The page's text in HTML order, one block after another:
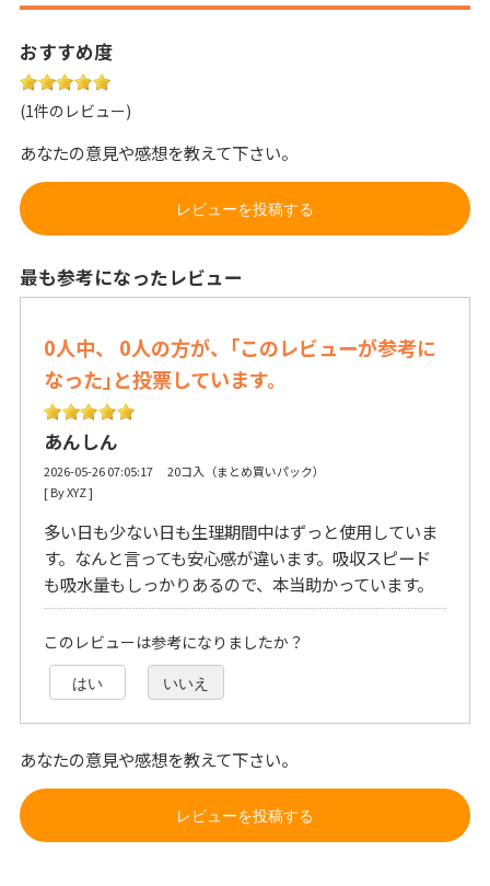
おすすめ度
(1件のレビュー)
あなたの意見や感想を教えて下さい。
レビューを投稿する
最も参考になったレビュー
0人中、 0人の方が、｢このレビューが参考に
なった｣と投票しています。
あんしん
2026-05-26 07:05:17 20コ入（まとめ買いパック）
[ By XYZ ]
多い日も少ない日も生理期間中はずっと使用していま
す。なんと言っても安心感が違います。吸収スピード
も吸水量もしっかりあるので、本当助かっています。
このレビューは参考になりましたか？
はい いいえ
あなたの意見や感想を教えて下さい。
レビューを投稿する